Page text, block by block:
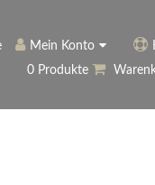
Mein Konto
Anmelden
0 Produkte